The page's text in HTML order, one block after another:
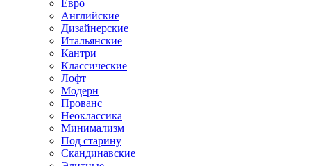
Евро
Английские
Дизайнерские
Итальянские
Кантри
Классические
Лофт
Модерн
Прованс
Неоклассика
Минимализм
Под старину
Скандинавские